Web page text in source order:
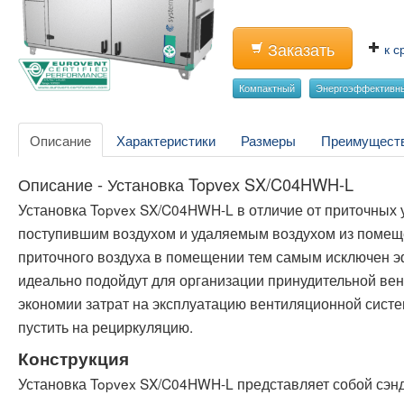
Заказать к
Компактный
Описание Характеристики Размеры
Описание - Установка Topvex SX/C04HWH-L
Установка Topvex SX/C04HWH-L в отличие от
поступившим воздухом и удаляемым воздухом из
приточного воздуха в помещении тем самым исключен
идеально подойдут для организации принудительной
экономии затрат на эксплуатацию вентиляционной
пустить на рециркуляцию.
Конструкция
Установка Topvex SX/C04HWH-L представляет собой